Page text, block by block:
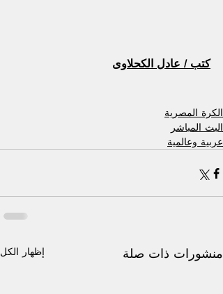
كتب / عادل الكحلاوى
الكرة المصرية
البث المباشر
عربية وعالمية
منشورات ذات صلة إظهار الكل